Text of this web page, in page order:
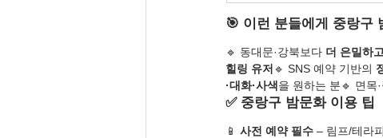
🎯 이런 분들에게 중랑구
🔹 동대문·강북보다 더 은밀하
힐링 유저 🔹 SNS 예약 기반의
·대화·사색을 원하는 분🔹 면목
✅ 중랑구 밤문화 이용 팁
📱 사전 예약 필수 – 림프/테라